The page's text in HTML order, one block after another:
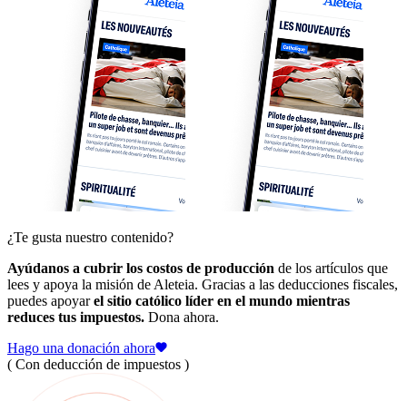
¿Te gusta nuestro contenido?
Ayúdanos a cubrir los costos de producción de los artículos que
lees y apoya la misión de Aleteia. Gracias a las deducciones fiscales,
puedes apoyarel sitio católico líder en el mundo mientras
reduces tus impuestos. Dona ahora.
Hago una donación ahora
( Con deducción de impuestos )